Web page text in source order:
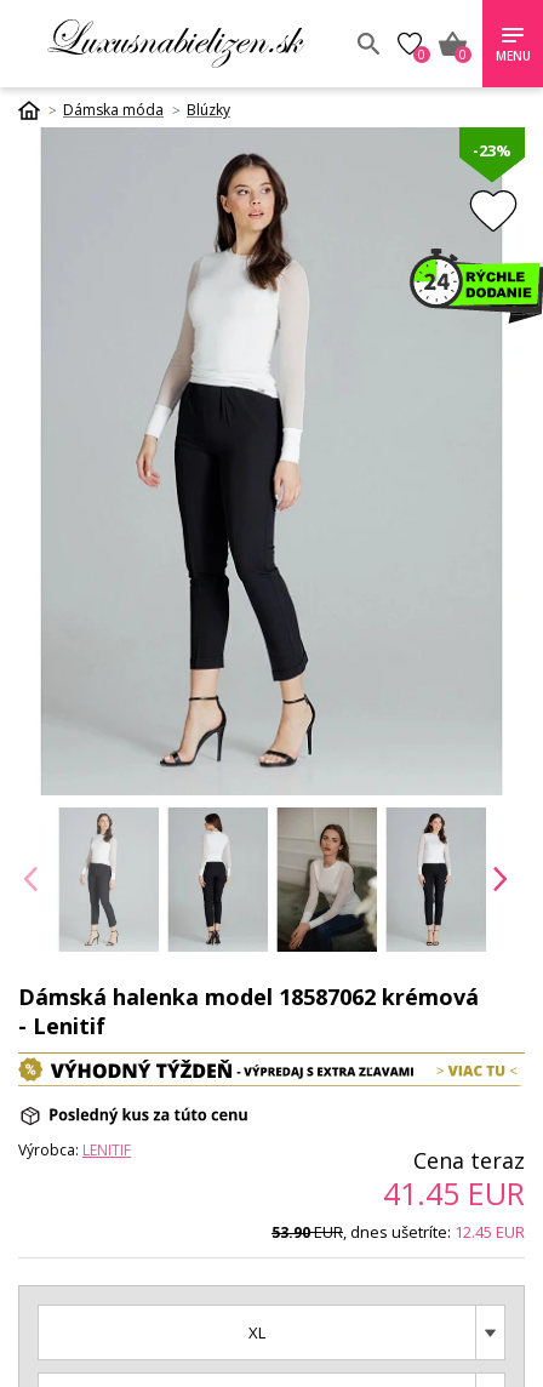
0 0 MENU
Dámska móda Blúzky
-23%
Dámská halenka model 18587062 krémová
- Lenitif
Výrobca: LENITIF Cena teraz
41.45 EUR
53.90EUR, dnes ušetríte: 12.45 EUR
XL